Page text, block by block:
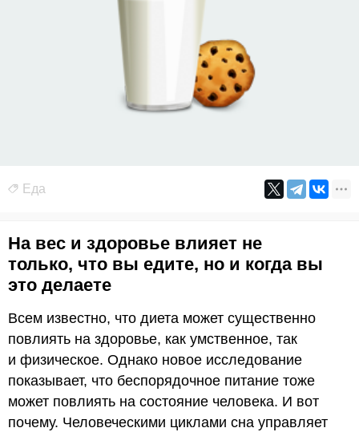
Еда
На вес и здоровье влияет не
только, что вы едите, но и когда вы
это делаете
Всем известно, что диета может существенно
повлиять на здоровье, как умственное, так
и физическое. Однако новое исследование
показывает, что беспорядочное питание тоже
может повлиять на состояние человека. И вот
почему. Человеческими циклами сна управляет